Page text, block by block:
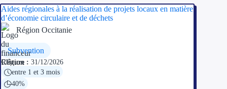
Aides régionales à la réalisation de projets locaux en matière
d’économie circulaire et de déchets
Région Occitanie
Subvention
Clôture : 31/12/2026
entre 1 et 3 mois
40%